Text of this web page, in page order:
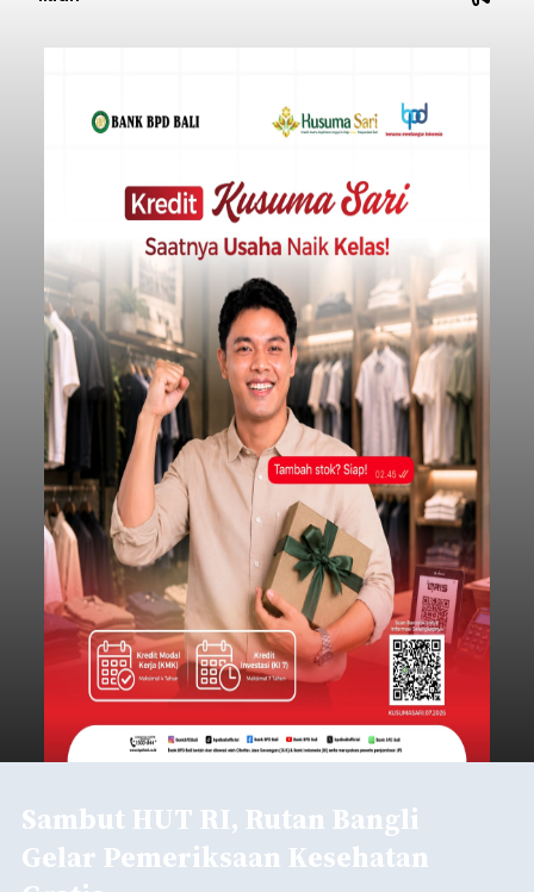
Sambut HUT RI, Rutan Bangli
Gelar Pemeriksaan Kesehatan